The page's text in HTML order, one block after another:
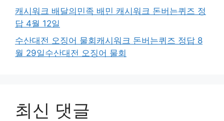
캐시워크 배달의민족 배민 캐시워크 돈버는퀴즈 정
답 4월 12일
수산대전 오징어 물회캐시워크 돈버는퀴즈 정답 8
월 29일수산대전 오징어 물회
최신 댓글